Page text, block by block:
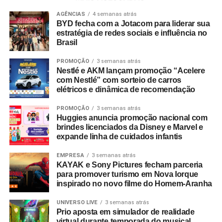
Travel Index
apontam que 80% dos colaboradores
consideram viagens de incentivo a forma mais relevante
de reconhecimento profissional — contra 20% que optam
por bonificações financeiras ou bens materiais. A
pesquisa revela ainda que essas ativações aumentam a
retenção de lembrança de marca em até 35%, além de
96% dos entrevistados relatarem incremento na
motivação.
No âmbito comercial, organizações com programas
estruturados de viagens de incentivo registram até três
vezes mais chances de ultrapassar suas metas de
vendas em comparação com concorrentes sem
programas similares.
A Copa do Mundo do México, Estados Unidos e Canadá
figurou como um dos grandes catalisadores do setor.
Segundo números da FIFA, foram comercializados mais
AGÊNCIAS 4 semanas atrás
BYD fecha com a Jotacom para liderar sua
estratégia de redes sociais e influência no
Brasil
PROMOÇÃO 3 semanas atrás
Nestlé e AKM lançam promoção “Acelere
com Nestlé” com sorteio de carros
elétricos e dinâmica de recomendação
PROMOÇÃO 3 semanas atrás
Huggies anuncia promoção nacional com
brindes licenciados da Disney e Marvel e
expande linha de cuidados infantis
EMPRESA 3 semanas atrás
KAYAK e Sony Pictures fecham parceria
para promover turismo em Nova Iorque
inspirado no novo filme do Homem-Aranha
UNIVERSO LIVE 3 semanas atrás
Prio aposta em simulador de realidade